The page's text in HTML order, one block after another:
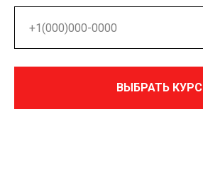
ВЫБРАТЬ КУРС